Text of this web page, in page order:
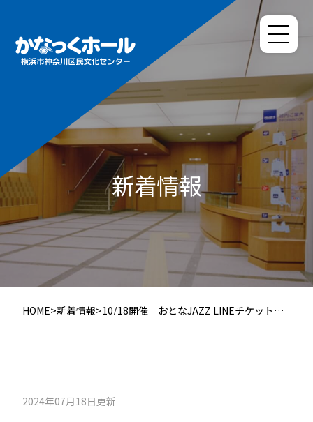
新着情報
HOME>新着情報>10/18開催 おとなJAZZ LINEチケット販
2024年07月18日更新